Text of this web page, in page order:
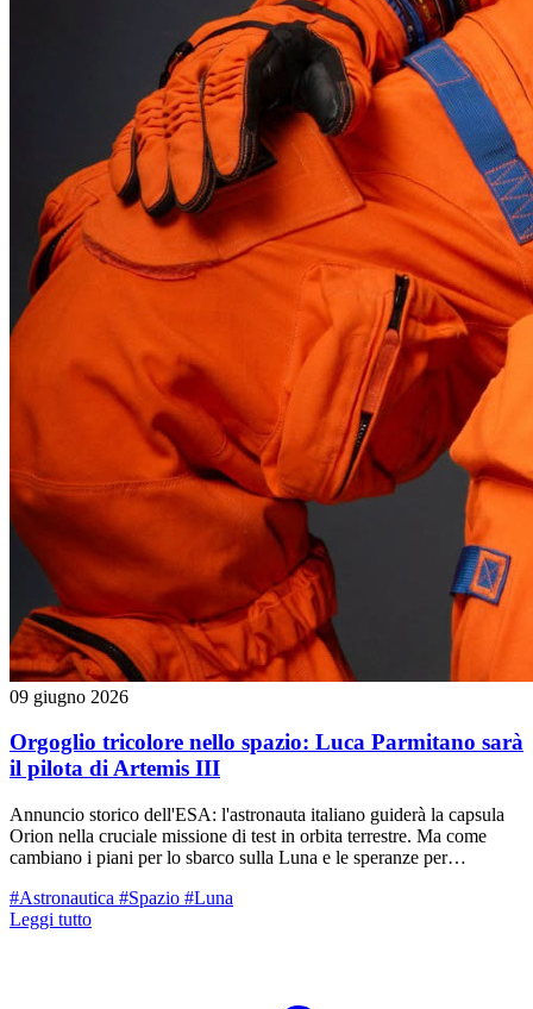
09 giugno 2026
Orgoglio tricolore nello spazio: Luca Parmitano sarà
il pilota di Artemis III
Annuncio storico dell'ESA: l'astronauta italiano guiderà la capsula
Orion nella cruciale missione di test in orbita terrestre. Ma come
cambiano i piani per lo sbarco sulla Luna e le speranze per
#Astronautica #Spazio #Luna
Leggi tutto